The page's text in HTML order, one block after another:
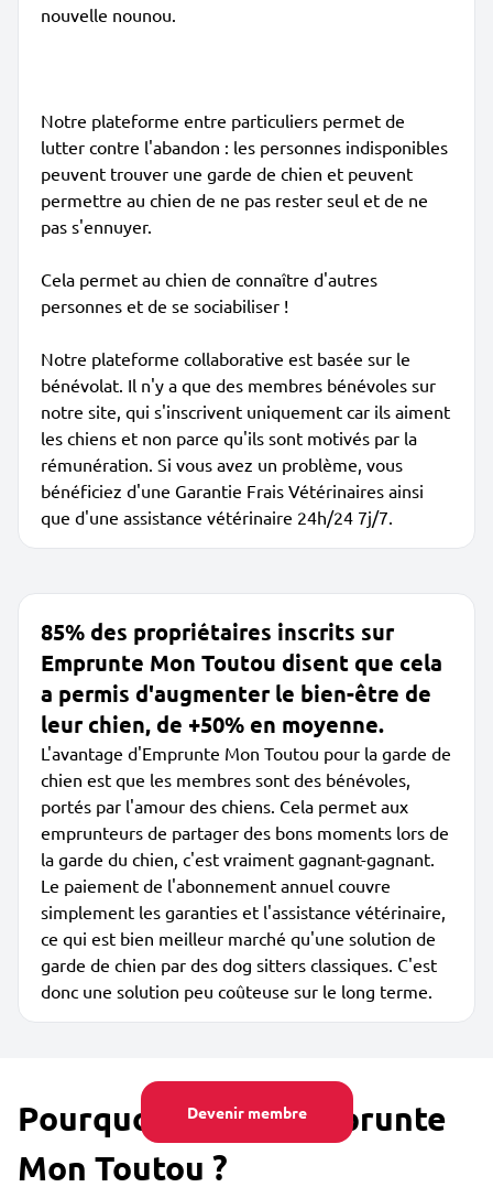
Devenir membre
nouvelle nounou.
Notre plateforme entre particuliers permet de
lutter contre l'abandon : les personnes indisponibles
peuvent trouver une garde de chien et peuvent
permettre au chien de ne pas rester seul et de ne
pas s'ennuyer.
Cela permet au chien de connaître d'autres
personnes et de se sociabiliser !
Notre plateforme collaborative est basée sur le
bénévolat. Il n'y a que des membres bénévoles sur
notre site, qui s'inscrivent uniquement car ils aiment
les chiens et non parce qu'ils sont motivés par la
rémunération. Si vous avez un problème, vous
bénéficiez d'une Garantie Frais Vétérinaires ainsi
que d'une assistance vétérinaire 24h/24 7j/7.
85% des propriétaires inscrits sur
Emprunte Mon Toutou disent que cela
a permis d'augmenter le bien-être de
leur chien, de +50% en moyenne.
L'avantage d'Emprunte Mon Toutou pour la garde de
chien est que les membres sont des bénévoles,
portés par l'amour des chiens. Cela permet aux
emprunteurs de partager des bons moments lors de
la garde du chien, c'est vraiment gagnant-gagnant.
Le paiement de l'abonnement annuel couvre
simplement les garanties et l'assistance vétérinaire,
ce qui est bien meilleur marché qu'une solution de
garde de chien par des dog sitters classiques. C'est
donc une solution peu coûteuse sur le long terme.
Pourquoi utiliser Emprunte
Mon Toutou ?